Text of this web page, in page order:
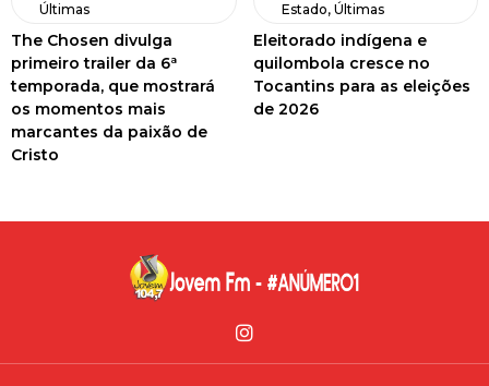
Últimas
The Chosen divulga
primeiro trailer da 6ª
temporada, que mostrará
os momentos mais
marcantes da paixão de
Cristo
Estado, Últimas
Eleitorado indígena e
quilombola cresce no
Tocantins para as eleições
de 2026